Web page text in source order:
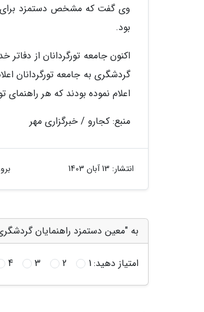
وی گفت که مشخص دستمزد برای
بود.
اکنون جامعه تورگردانان از
اعلام نموده بودند که هر راهنمای تور می بایست روزی
منبع: کجارو / خبرگزاری مهر
انتشار: 13 آبان 1403
به "معین دستمزد راهنمایان گردشگری برای سال
امتیاز دهید:1
2
3
4